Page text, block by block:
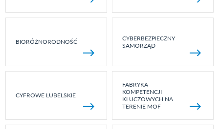
BIORÓŻNORODNOŚĆ
CYBERBEZPIECZNY
SAMORZĄD
CYFROWE LUBELSKIE
FABRYKA
KOMPETENCJI
KLUCZOWYCH NA
TERENIE MOF